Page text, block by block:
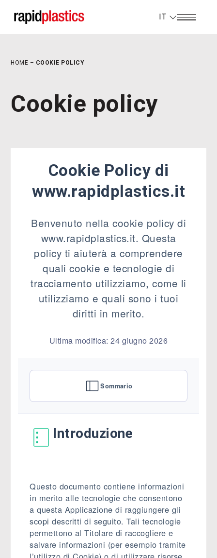
IT
HOME – COOKIE POLICY
Cookie policy
Cookie Policy di
www.rapidplastics.it
Benvenuto nella cookie policy di
www.rapidplastics.it. Questa
policy ti aiuterà a comprendere
quali cookie e tecnologie di
tracciamento utilizziamo, come li
utilizziamo e quali sono i tuoi
diritti in merito.
Ultima modifica: 24 giugno 2026
Sommario
Introduzione
Questo documento contiene informazioni
in merito alle tecnologie che consentono
a questa Applicazione di raggiungere gli
scopi descritti di seguito. Tali tecnologie
permettono al Titolare di raccogliere e
salvare informazioni (per esempio tramite